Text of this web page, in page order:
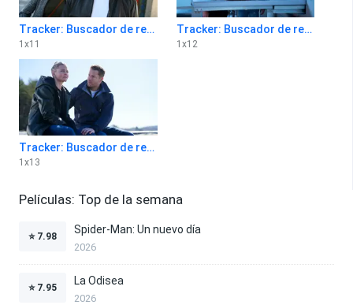
Tracker: Buscador de recompensas 1x11
1 x11
Tracker: Buscador de recompensas 1x12
1 x12
Tracker: Buscador de recompensas 1x13
1 x13
Películas: Top de la semana
⭐ 7.98
Spider-Man: Un nuevo día
2026
⭐ 7.95
La Odisea
2026